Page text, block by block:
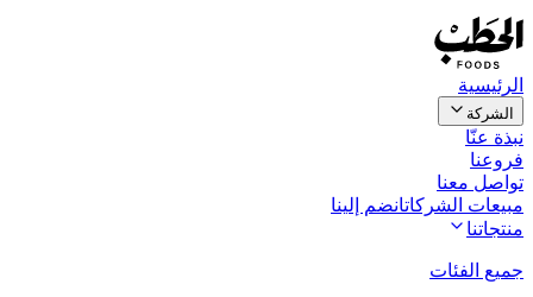
الرئيسية
الشركة
نبذة عنّا
فروعنا
تواصل معنا
مبيعات الشركاتانضم إلينا
منتجاتنا
جميع الفئات